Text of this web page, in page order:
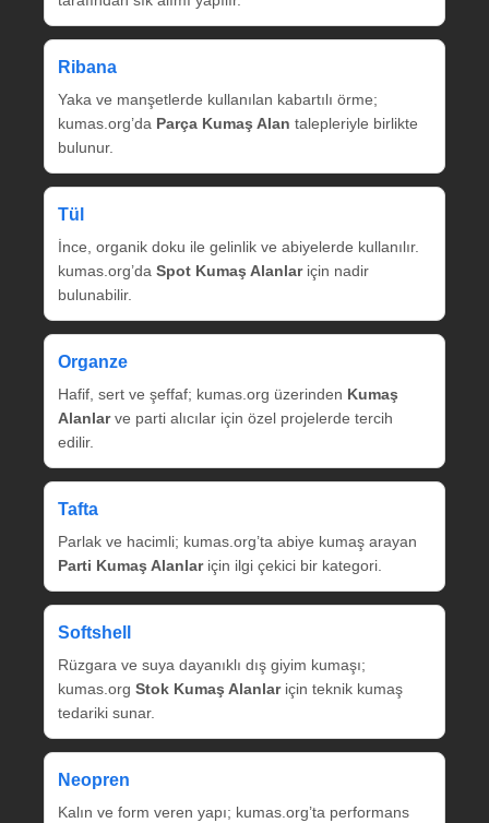
Ribana
Yaka ve manşetlerde kullanılan kabartılı örme;
kumas.org’da Parça Kumaş Alan talepleriyle birlikte
bulunur.
Tül
İnce, organik doku ile gelinlik ve abiyelerde kullanılır.
kumas.org’da Spot Kumaş Alanlariçin nadir
bulunabilir.
Organze
Hafif, sert ve şeffaf; kumas.org üzerinden Kumaş
Alanlarve parti alıcılar için özel projelerde tercih
edilir.
Tafta
Parlak ve hacimli; kumas.org’ta abiye kumaş arayan
Parti Kumaş Alanlariçin ilgi çekici bir kategori.
Softshell
Rüzgara ve suya dayanıklı dış giyim kumaşı;
kumas.org Stok Kumaş Alanlariçin teknik kumaş
tedariki sunar.
Neopren
Kalın ve form veren yapı; kumas.org’ta performans